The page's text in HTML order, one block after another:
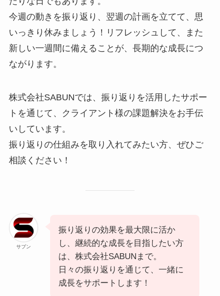
今週の動きを振り返り、翌週の計画を立てて、思
いっきり休みましょう！リフレッシュして、また
新しい一週間に備えることが、長期的な成長につ
ながります。
株式会社SABUNでは、振り返りを活用したサポー
トを通じて、クライアント様の課題解決をお手伝
いしています。
振り返りの仕組みを取り入れてみたい方、ぜひご
相談ください！
サブン
振り返りの効果を最大限に活か
し、継続的な成長を目指したい方
は、株式会社SABUNまで。
日々の振り返りを通じて、一緒に
成長をサポートします！